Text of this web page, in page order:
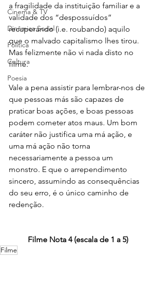
Cinema & TV
Dinâmica Social
Política
Cultura
Poesia
a fragilidade da instituição familiar e a
validade dos “despossuídos”
recuperando (i.e. roubando) aquilo
que o malvado capitalismo lhes tirou.
Mas felizmente não vi nada disto no
filme.
Vale a pena assistir para lembrar-nos de
que pessoas más são capazes de
praticar boas ações, e boas pessoas
podem cometer atos maus. Um bom
caráter não justifica uma má ação, e
uma má ação não torna
necessariamente a pessoa um
monstro. E que o arrependimento
sincero, assumindo as consequências
do seu erro, é o único caminho de
redenção.
Filme Nota 4 (escala de 1 a 5)
Filme